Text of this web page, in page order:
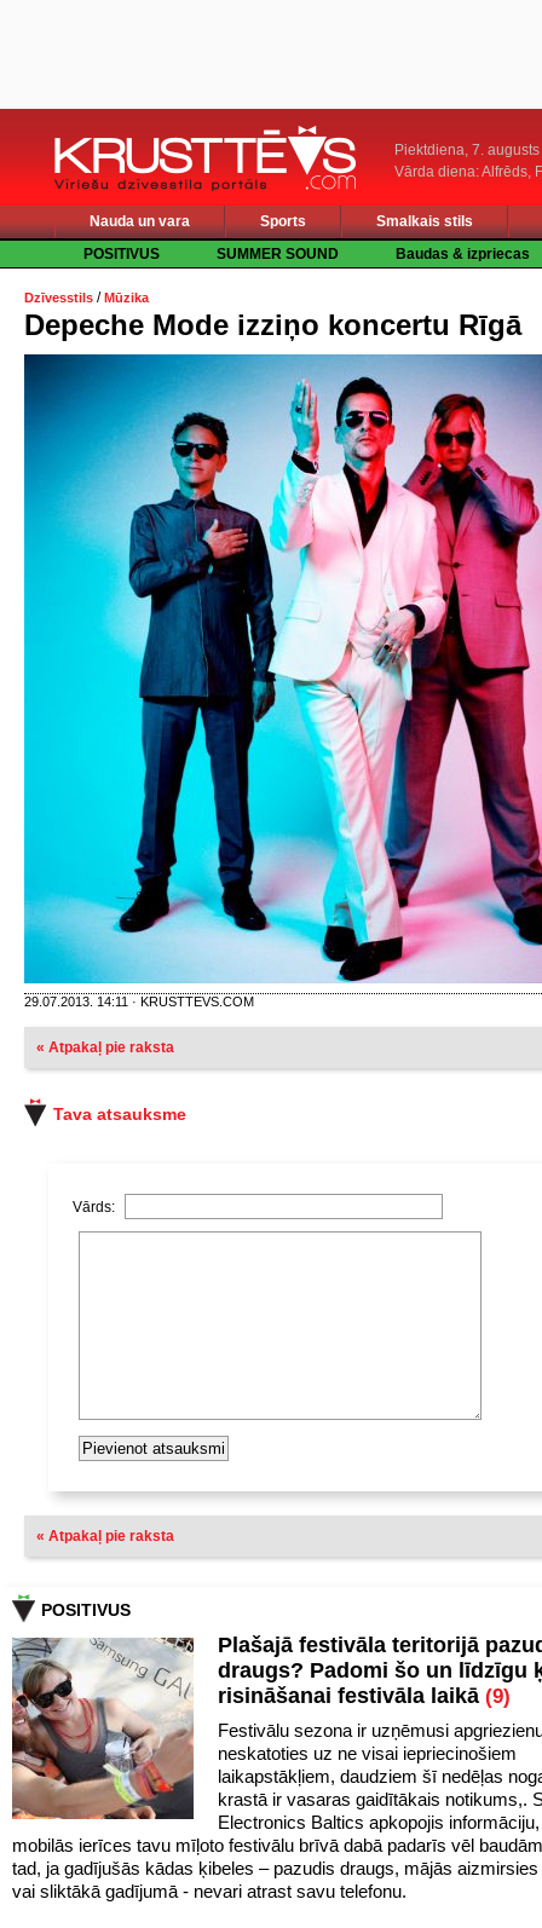
Piektdiena, 7. augusts
Vārda diena: Alfrēds,
Nauda un vara Sports
Smalkais stils
POSITIVUS
SUMMER SOUND Baudas & izpriecas
Dzīvesstils /Mūzika
Depeche Mode izziņo koncertu Rīgā
29.07.2013. 14:11 · KRUSTTEVS.COM
« Atpakaļ pie raksta
Tava atsauksme
Vārds:
« Atpakaļ pie raksta
POSITIVUS
Plašajā festivāla teritorijā
draugs? Padomi šo un līdzīgu
risināšanai festivāla laikā (9)
Festivālu sezona ir uzņēmusi
neskatoties uz ne visai iepriecinošiem
laikapstākļiem, daudziem šī nedēļas
krastā ir vasaras gaidītākais notikums,.
Electronics Baltics apkopojis
mobilās ierīces tavu mīļoto festivālu brīvā dabā padarīs vēl
tad, ja gadījušās kādas ķibeles – pazudis draugs, mājās aizmirsies
vai sliktākā gadījumā - nevari atrast savu telefonu.